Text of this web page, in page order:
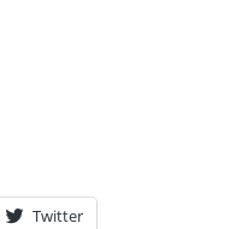
Twitter